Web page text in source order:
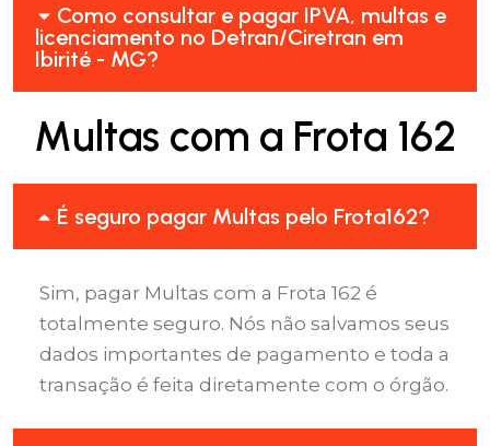
Como consultar e pagar IPVA, multas e
licenciamento no Detran/Ciretran em
Ibirité - MG?
Multas com a Frota 162
É seguro pagar Multas pelo Frota162?
Sim, pagar Multas com a Frota 162 é
totalmente seguro. Nós não salvamos seus
dados importantes de pagamento e toda a
transação é feita diretamente com o órgão.